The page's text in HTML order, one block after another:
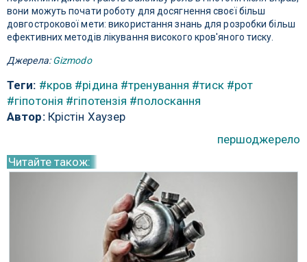
вони можуть почати роботу для досягнення своєї більш
довгострокової мети: використання знань для розробки більш
ефективних методів лікування високого кров'яного тиску.
Джерела:Gizmodo
Теги: #кров #рідина #тренування #тиск #рот
#гіпотонія #гіпотензія #полоскання
Автор:Крістін Хаузер
першоджерело
Читайте також: